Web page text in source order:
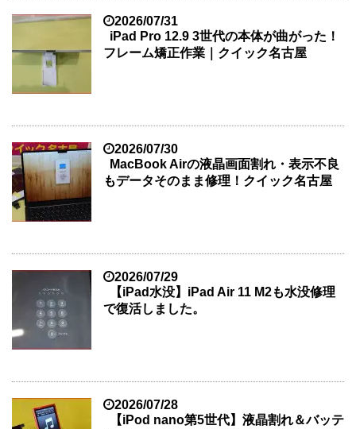
2026/07/31
iPad Pro 12.9 3世代の本体が曲がった！
フレーム矯正作業｜クイック名古屋
2026/07/30
MacBook Airの液晶画面割れ・表示不良
もデータそのまま修理！クイック名古屋
2026/07/29
【iPad水没】iPad Air 11 M2も水没修理
で復活しました。
2026/07/28
【iPod nano第5世代】液晶割れ＆バッテ